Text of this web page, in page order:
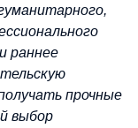
раннее
прочные
выбор